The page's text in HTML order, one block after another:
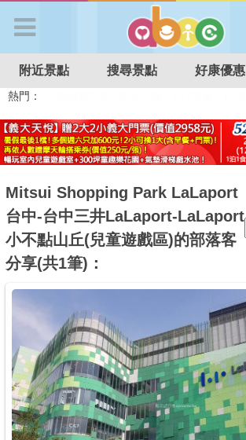
APP登入
首 頁
好康優惠
最新留言
商家合作
推薦景點
附近景點 搜尋景點 好康優惠
熱門：
Mitsui Shopping Park LaLaport
台中-台中三井LaLaport-LaLaport
小不點山丘(兒童遊戲區)的部落客
分享(共1筆)：